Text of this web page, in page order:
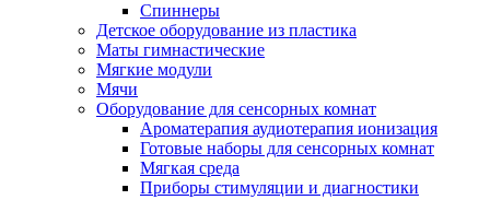
Спиннеры
Детское оборудование из пластика
Маты гимнастические
Мягкие модули
Мячи
Оборудование для сенсорных комнат
Ароматерапия аудиотерапия ионизация
Готовые наборы для сенсорных комнат
Мягкая среда
Приборы стимуляции и диагностики